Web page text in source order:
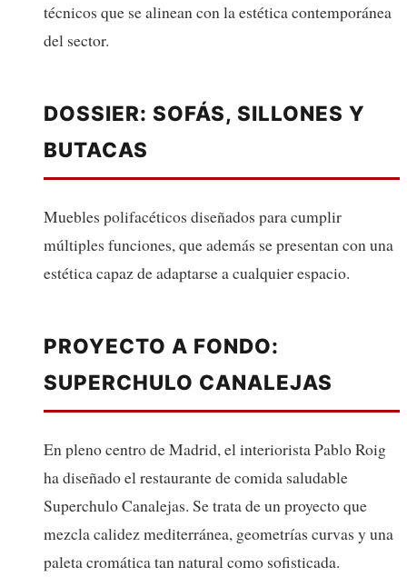
técnicos que se alinean con la estética contemporánea
del sector.
DOSSIER: SOFÁS, SILLONES Y
BUTACAS
Muebles polifacéticos diseñados para cumplir
múltiples funciones, que además se presentan con una
estética capaz de adaptarse a cualquier espacio.
PROYECTO A FONDO:
SUPERCHULO CANALEJAS
En pleno centro de Madrid, el interiorista Pablo Roig
ha diseñado el restaurante de comida saludable
Superchulo Canalejas. Se trata de un proyecto que
mezcla calidez mediterránea, geometrías curvas y una
paleta cromática tan natural como sofisticada.